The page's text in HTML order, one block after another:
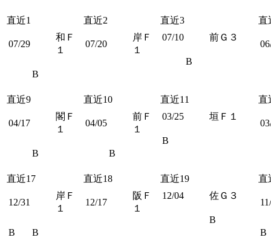
直近1 直近2 直近3 直
07/29
和Ｆ
１
B
07/20
岸Ｆ
１
07/10 前Ｇ３
B
直近9 直近10 直近11 直
04/17
閣Ｆ
１
B
04/05
前Ｆ
１
B
03/25 垣Ｆ１
B
直近17 直近18 直近19 直
12/31
岸Ｆ
１
B B
12/17
阪Ｆ
１
12/04 佐Ｇ３
B
B